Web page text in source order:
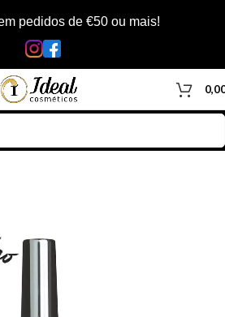
pedidos de €50 ou mais!